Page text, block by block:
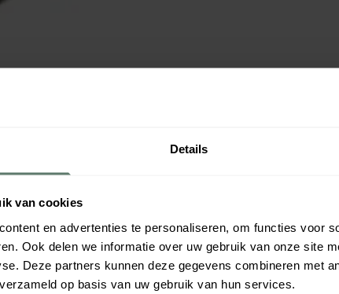
Details
van cookies
en advertenties te personaliseren, om functies voor
Ook delen we informatie over uw gebruik van onze site
Deze partners kunnen deze gegevens combineren met
op basis van uw gebruik van hun services.